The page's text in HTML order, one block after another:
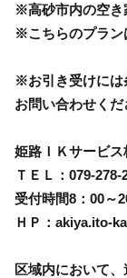
※高砂市内の空き
※こちらのプラン
※お引き受けには
お問い合わせくだ
姫路ＩＫサービス
ＴＥＬ：079-278-
受付時間8：00
ＨＰ：akiya.ito-
区域内において